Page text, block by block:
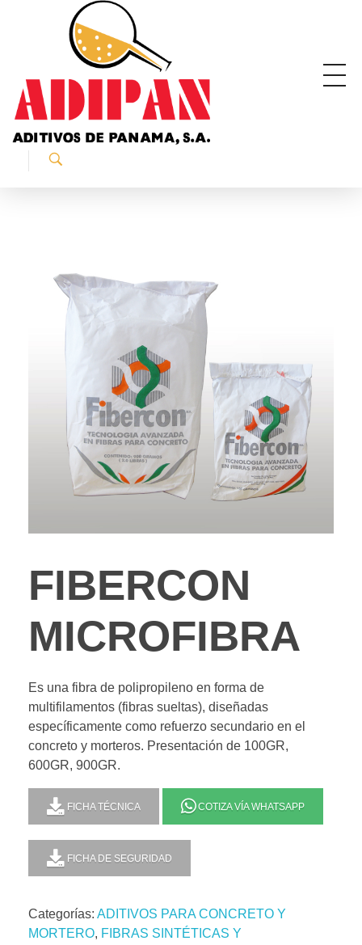
ADIPAN - Aditivos de Panamá S.A.
Productos especializados para la construcción.
FIBERCON
MICROFIBRA
Es una fibra de polipropileno en forma de
multifilamentos (fibras sueltas), diseñadas
específicamente como refuerzo secundario en el
concreto y morteros. Presentación de 100GR,
600GR, 900GR.
FICHA TÉCNICA COTIZA VÍA WHATSAPP
FICHA DE SEGURIDAD
Categorías: ADITIVOS PARA CONCRETO Y
MORTERO, FIBRAS SINTÉTICAS Y